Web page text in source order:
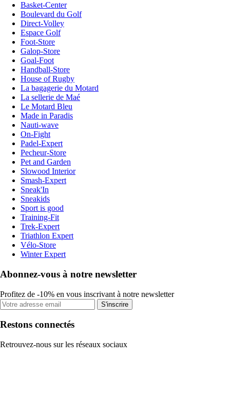
Basket-Center
Boulevard du Golf
Direct-Volley
Espace Golf
Foot-Store
Galop-Store
Goal-Foot
Handball-Store
House of Rugby
La bagagerie du Motard
La sellerie de Maé
Le Motard Bleu
Made in Paradis
Nauti-wave
On-Fight
Padel-Expert
Pecheur-Store
Pet and Garden
Slowood Interior
Smash-Expert
Sneak'In
Sneakids
Sport is good
Training-Fit
Trek-Expert
Triathlon Expert
Vélo-Store
Winter Expert
Abonnez-vous à notre newsletter
Profitez de -10% en vous inscrivant à notre newsletter
S'inscrire
Restons connectés
Retrouvez-nous sur les réseaux sociaux